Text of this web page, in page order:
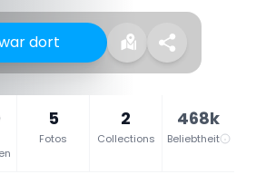
dort
5
Fotos
2
Collections
468k
Beliebtheit